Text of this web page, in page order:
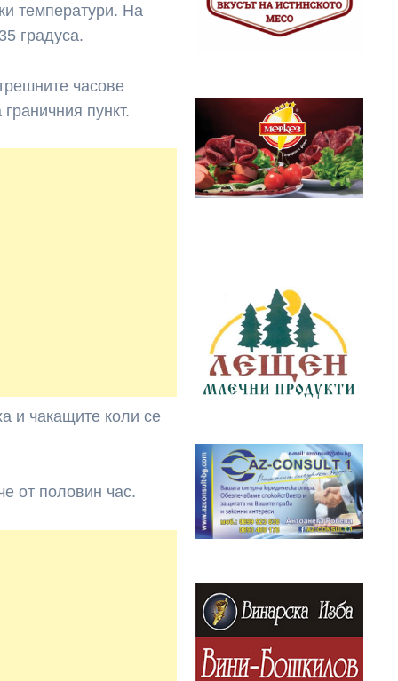
температури. На
градуса.
часове
пункт.
и чакащите коли се
от половин час.